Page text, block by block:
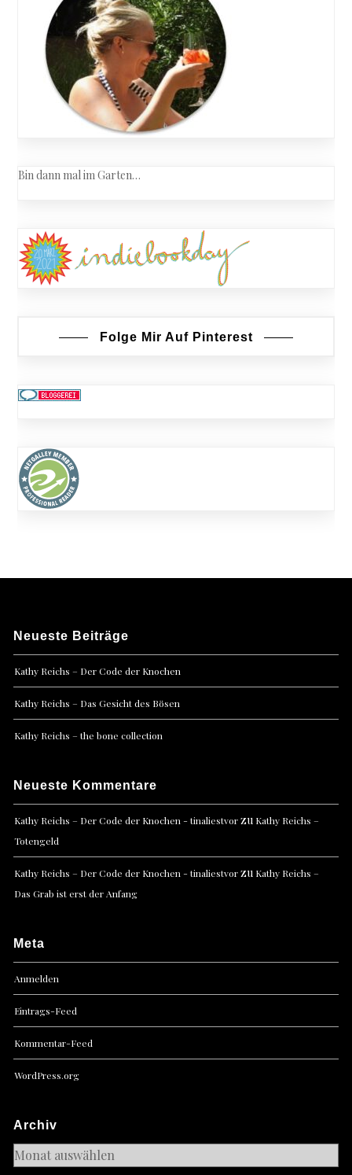
Bin dann mal im Garten…
Folge Mir Auf Pinterest
Neueste Beiträge
Kathy Reichs – Der Code der Knochen
Kathy Reichs – Das Gesicht des Bösen
Kathy Reichs – the bone collection
Neueste Kommentare
Kathy Reichs – Der Code der Knochen - tinaliestvorzu Kathy Reichs –
Totengeld
Kathy Reichs – Der Code der Knochen - tinaliestvorzu Kathy Reichs –
Das Grab ist erst der Anfang
Meta
Anmelden
Eintrags-Feed
Kommentar-Feed
WordPress.org
Archiv
Archiv